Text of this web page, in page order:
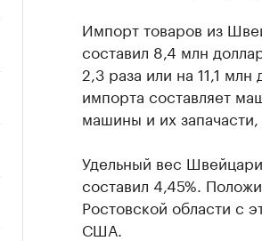
Импорт товаров из
составил 8,4 млн
2,3 раза или на 11,1
импорта составляет
машины и их запачасти,
Удельный вес
составил 4,45%.
Ростовской области с
США.